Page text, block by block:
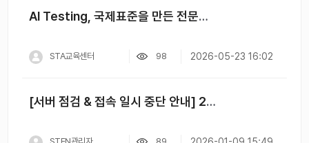
AI Testing, 국제표준을 만든 전문가에게 직접 배우세요 (Stuart Reid 박사 직강)
STA교육센터 98 2026-05-23 16:02
[서버 점검 & 접속 일시 중단 안내] 2026년 1월 16일(금) 오후 11시 ~ 오후 12시